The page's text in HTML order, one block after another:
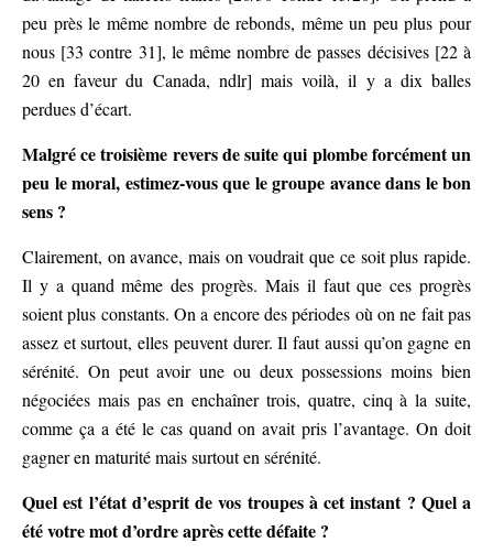
peu près le même nombre de rebonds, même un peu plus pour
nous [33 contre 31], le même nombre de passes décisives [22 à
20 en faveur du Canada, ndlr] mais voilà, il y a dix balles
perdues d’écart.
Malgré ce troisième revers de suite qui plombe forcément un
peu le moral, estimez-vous que le groupe avance dans le bon
sens ?
Clairement, on avance, mais on voudrait que ce soit plus rapide.
Il y a quand même des progrès. Mais il faut que ces progrès
soient plus constants. On a encore des périodes où on ne fait pas
assez et surtout, elles peuvent durer. Il faut aussi qu’on gagne en
sérénité. On peut avoir une ou deux possessions moins bien
négociées mais pas en enchaîner trois, quatre, cinq à la suite,
comme ça a été le cas quand on avait pris l’avantage. On doit
gagner en maturité mais surtout en sérénité.
Quel est l’état d’esprit de vos troupes à cet instant ? Quel a
été votre mot d’ordre après cette défaite ?